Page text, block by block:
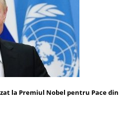
la Premiul Nobel pentru Pace din